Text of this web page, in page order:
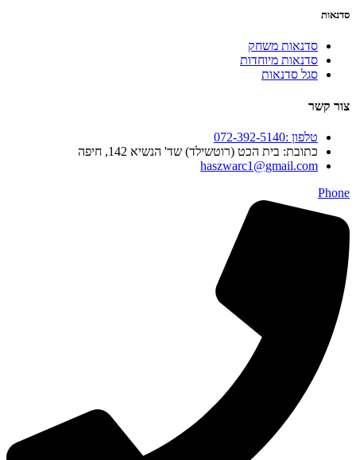
סדנאות
סדנאות משחק
סדנאות מיוחדות
סגל סדנאות
צור קשר
טלפון :072-392-5140
כתובת: בית הכט (רוטשילד) שד' הנשיא 142, חיפה
haszwarc1@gmail.com
Phone